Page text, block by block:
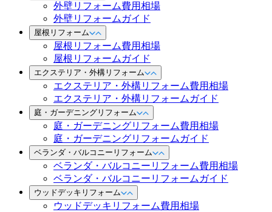
外壁リフォーム費用相場
外壁リフォームガイド
屋根リフォーム
屋根リフォーム費用相場
屋根リフォームガイド
エクステリア・外構リフォーム
エクステリア・外構リフォーム費用相場
エクステリア・外構リフォームガイド
庭・ガーデニングリフォーム
庭・ガーデニングリフォーム費用相場
庭・ガーデニングリフォームガイド
ベランダ・バルコニーリフォーム
ベランダ・バルコニーリフォーム費用相場
ベランダ・バルコニーリフォームガイド
ウッドデッキリフォーム
ウッドデッキリフォーム費用相場